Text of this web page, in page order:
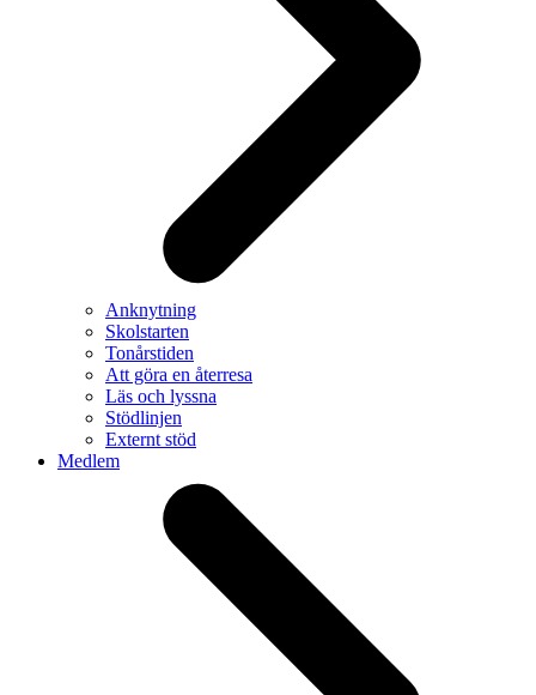
Anknytning
Skolstarten
Tonårstiden
Att göra en återresa
Läs och lyssna
Stödlinjen
Externt stöd
Medlem